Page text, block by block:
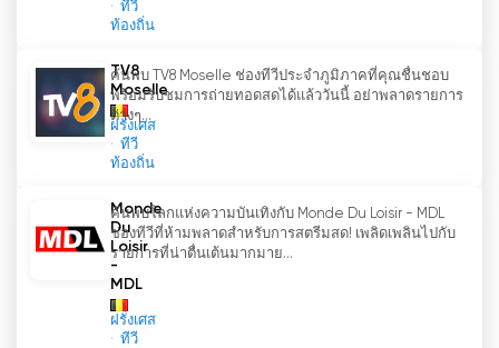
ที่เปลี่ยนแปลงไปได้อย่างประสบความสำเร็จ การ
ความสำคัญ แต่ยังขยายขอบเขตการเข้าถึงให้กว้างขึ้น
กว่าข้อจำกัดของการออกอากาศแบบดั้งเดิม ส่งผลให้
Boukè เข้าถึงผู้ชมได้กว้างขึ้น ส่งเสริมความรู้สึกของ
การเป็นชุมชนและการเชื่อมต่อระหว่างผู้ชม
นอกจากนี้ บูเก-ความมุ่งมั่นของช่องในการนำเสนอ
รายการระดับภูมิภาคเป็นสิ่งที่น่ายกย่องอย่างยิ่ง โดย
การเน้นข่าวสาร เหตุการณ์ และวัฒนธรรมท้องถิ่น ช่อง
นี้มีบทบาทสำคัญในการส่งเสริมเอกลักษณ์และมรดกอัน
เป็นเอกลักษณ์ของเมืองนามูร์และฟิลิปป์วิลล์ นอกจากนี้
ยังเป็นเวทีสำหรับผู้มีความสามารถ ธุรกิจ และองค์กรใน
ทีวี
ท้องถิ่น
TV8
Moselle
ฝรั่งเศส
ทีวี
ท้องถิ่น
ค้นพบ TV8 Moselle ช่องทีวีประจำภูมิภาคที่คุณชื่นชอบ
พร้อมรับชมการถ่ายทอดสดได้แล้ววันนี้ อย่าพลาดรายการ
ต่างๆ...
Monde
Du
Loisir
-
MDL
ฝรั่งเศส
ทีวี
ค้นพบโลกแห่งความบันเทิงกับ Monde Du Loisir - MDL
ช่องทีวีที่ห้ามพลาดสำหรับการสตรีมสด! เพลิดเพลินไปกับ
รายการที่น่าตื่นเต้นมากมาย...